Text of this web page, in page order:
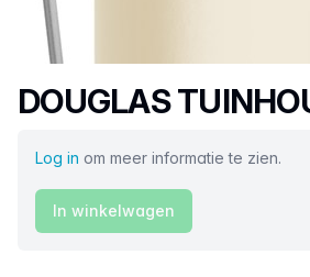
Productnaam
DOUGLAS
Log in om meer informatie te zien.
In winkelwagen